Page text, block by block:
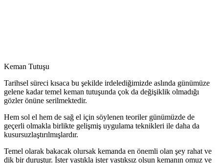
Keman Tutuşu
Tarihsel süreci kısaca bu şekilde irdelediğimizde aslında günümüze
gelene kadar temel keman tutuşunda çok da değişiklik olmadığı
gözler önüne serilmektedir.
Hem sol el hem de sağ el için söylenen teoriler günümüzde de
geçerli olmakla birlikte gelişmiş uygulama teknikleri ile daha da
kusursuzlaştırılmışlardır.
Temel olarak bakacak olursak kemanda en önemli olan şey rahat ve
dik bir duruştur. İster yastıkla ister yastıksız olsun kemanın omuz ve